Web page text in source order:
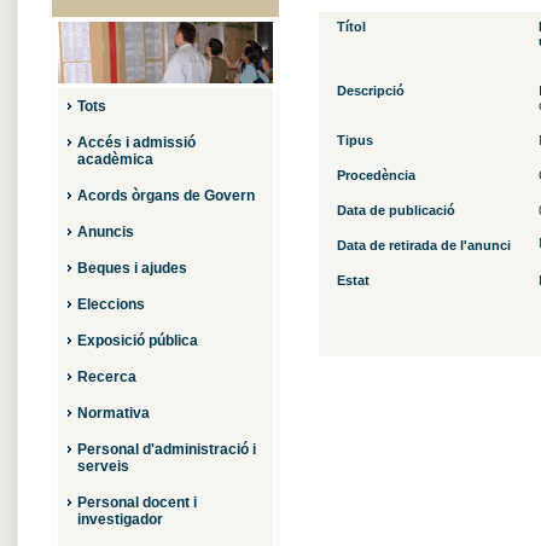
Tots
Accés i admissió
acadèmica
Acords òrgans de Govern
Anuncis
Beques i ajudes
Eleccions
Exposició pública
Recerca
Normativa
Personal d'administració i
serveis
Personal docent i
investigador
Títol
Descripció
Tipus
Procedència
Data de publicació
Data de retirada de l'anunci
Estat